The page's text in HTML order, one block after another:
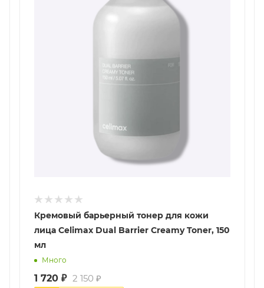
Кремовый барьерный тонер для кожи
лица Celimax Dual Barrier Creamy Toner, 150
мл
Много
1 720 ₽ 2 150 ₽